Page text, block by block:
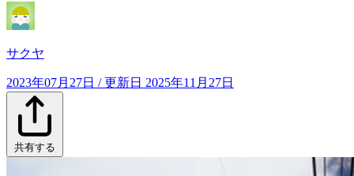
サクヤ
2023年07月27日 / 更新日 2025年11月27日
共有する